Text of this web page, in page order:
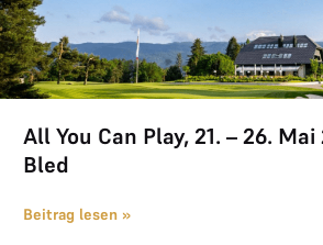
All You Can Play, 21. – 26.
Bled
Beitrag lesen »